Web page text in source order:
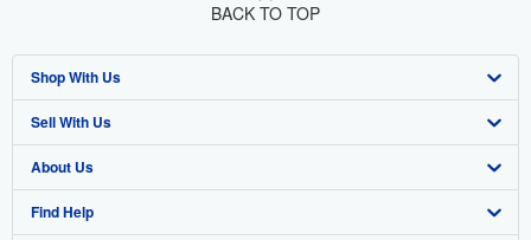
BACK TO TOP
Shop With Us
Advanced Search
Browse Collections
My Account
Sell With Us
Start Selling
Join Our Affiliate Program
About Us
About AbeBooks
Find Help